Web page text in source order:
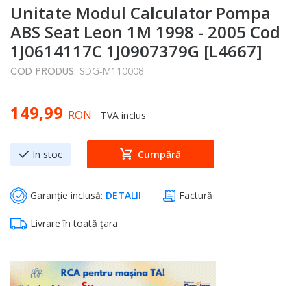
to
the
beginning
of
the
gallery
Unitate Modul Calculator Pompa
ABS Seat Leon 1M 1998 - 2005 Cod
1J0614117C 1J0907379G [L4667]
COD PRODUS: SDG-M110008
149,99 RON TVA inclus
In stoc Cumpără
Garanție inclusă: DETALII Factură
Livrare în toată țara